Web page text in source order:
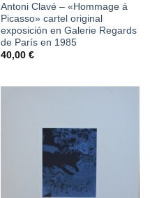
Antoni Clavé – «Hommage á
Picasso» cartel original
exposición en Galerie Regards
de París en 1985
40,00 €